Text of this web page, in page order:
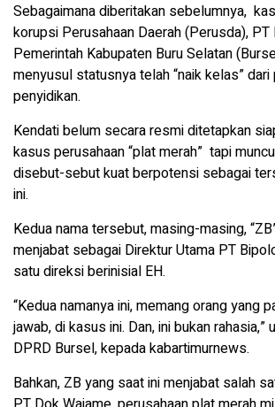
Sebagaimana diberitakan sebelumnya,
korupsi Perusahaan Daerah (Perusda), PT
Pemerintah Kabupaten Buru Selatan
menyusul statusnya telah “naik kelas”
penyidikan.
Kendati belum secara resmi ditetapkan
kasus perusahaan “plat merah” tapi
disebut-sebut kuat berpotensi sebagai
ini.
Kedua nama tersebut, masing-masing,
menjabat sebagai Direktur Utama PT
satu direksi berinisial EH.
“Kedua namanya ini, memang orang yang
jawab, di kasus ini. Dan, ini bukan
DPRD Bursel, kepada kabartimurnews.
Bahkan, ZB yang saat ini menjabat salah